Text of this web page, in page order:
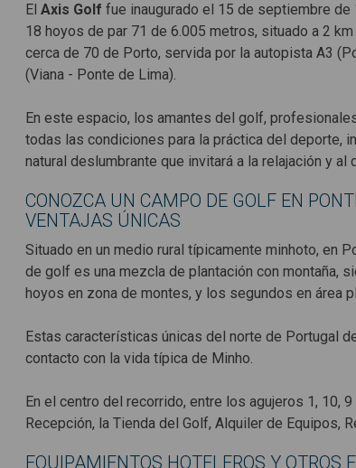
El Axis Golf fue inaugurado el 15 de septiembre de
18 hoyos de par 71 de 6.005 metros, situado a 2
cerca de 70 de Porto, servida por la autopista A3
(Viana - Ponte de Lima).
En este espacio, los amantes del golf,
todas las condiciones para la práctica del deporte,
natural deslumbrante que invitará a la relajación y al
CONOZCA UN CAMPO DE GOLF EN
VENTAJAS ÚNICAS
Situado en un medio rural típicamente minhoto, en
de golf es una mezcla de plantación con montaña,
hoyos en zona de montes, y los segundos en área
Estas características únicas del norte de Portugal
contacto con la vida típica de Minho.
En el centro del recorrido, entre los agujeros 1, 10,
Recepción, la Tienda del Golf, Alquiler de Equipos,
EQUIPAMIENTOS HOTELEROS Y OTROS